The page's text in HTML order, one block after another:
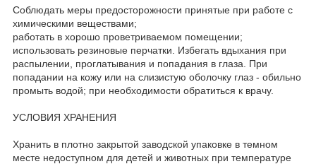
Соблюдать меры предосторожности принятые при работе с
химическими веществами;
работать в хорошо проветриваемом помещении;
использовать резиновые перчатки. Избегать вдыхания при
распылении, проглатывания и попадания в глаза. При
попадании на кожу или на слизистую оболочку глаз - обильно
промыть водой; при необходимости обратиться к врачу.
УСЛОВИЯ ХРАНЕНИЯ
Хранить в плотно закрытой заводской упаковке в темном
месте недоступном для детей и животных при температуре